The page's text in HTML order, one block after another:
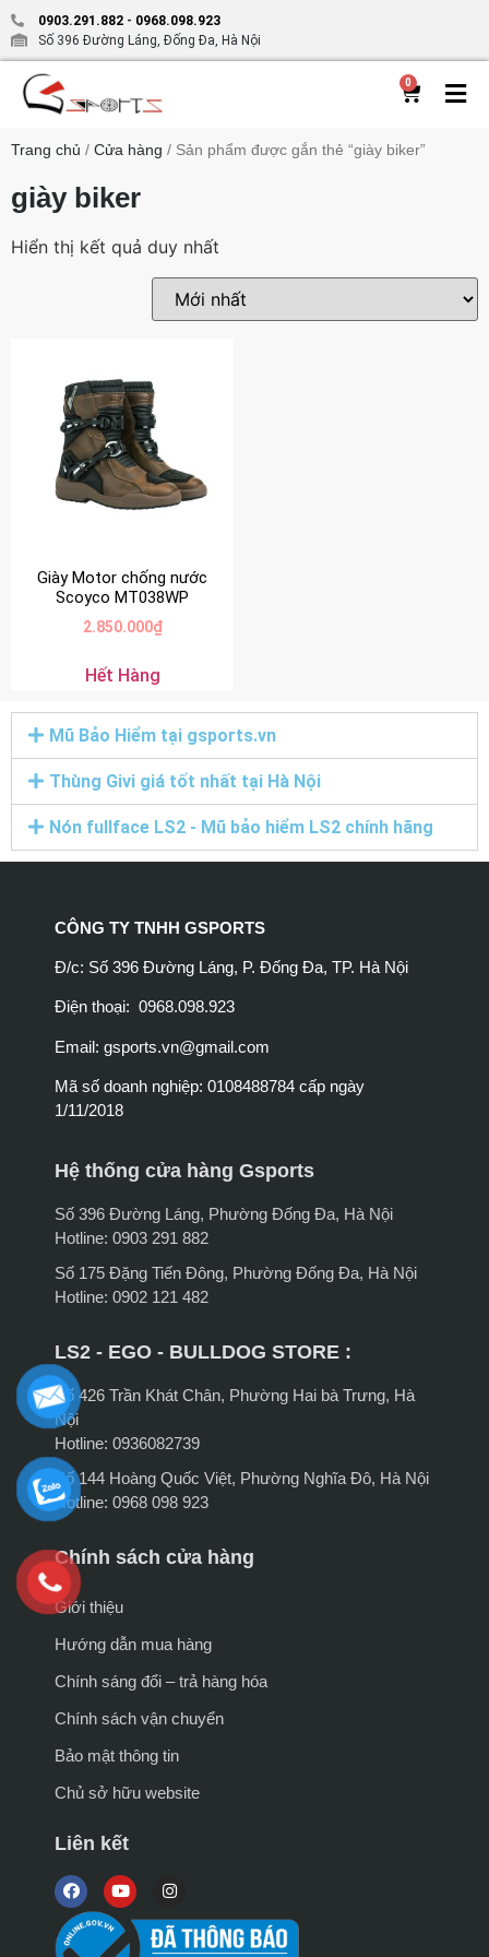
0903.291.882 - 0968.098.923
Số 396 Đường Láng, Đống Đa, Hà Nội
0
Trang chủ / Cửa hàng / Sản phẩm được gắn thẻ “giày biker”
giày biker
Hiển thị kết quả duy nhất
Giày Motor chống nước
Scoyco MT038WP
2.850.000₫
Hết Hàng
Mũ Bảo Hiểm tại gsports.vn
Thùng Givi giá tốt nhất tại Hà Nội
Nón fullface LS2 - Mũ bảo hiểm LS2 chính hãng
CÔNG TY TNHH GSPORTS
Đ/c: Số 396 Đường Láng, P. Đống Đa, TP. Hà Nội
Điện thoại: 0968.098.923
Email: gsports.vn@gmail.com
Mã số doanh nghiệp: 0108488784 cấp ngày
1/11/2018
Hệ thống cửa hàng Gsports
Số 396 Đường Láng, Phường Đống Đa, Hà Nội
Hotline: 0903 291 882
Số 175 Đặng Tiến Đông, Phường Đống Đa, Hà Nội
Hotline: 0902 121 482
LS2 - EGO - BULLDOG STORE :
Số 426 Trần Khát Chân, Phường Hai bà Trưng, Hà
Nội
Hotline: 0936082739
Số 144 Hoàng Quốc Việt, Phường Nghĩa Đô, Hà Nội
Hotline: 0968 098 923
Chính sách cửa hàng
Giới thiệu
Hướng dẫn mua hàng
Chính sáng đổi – trả hàng hóa
Chính sách vận chuyển
Bảo mật thông tin
Chủ sở hữu website
Liên kết